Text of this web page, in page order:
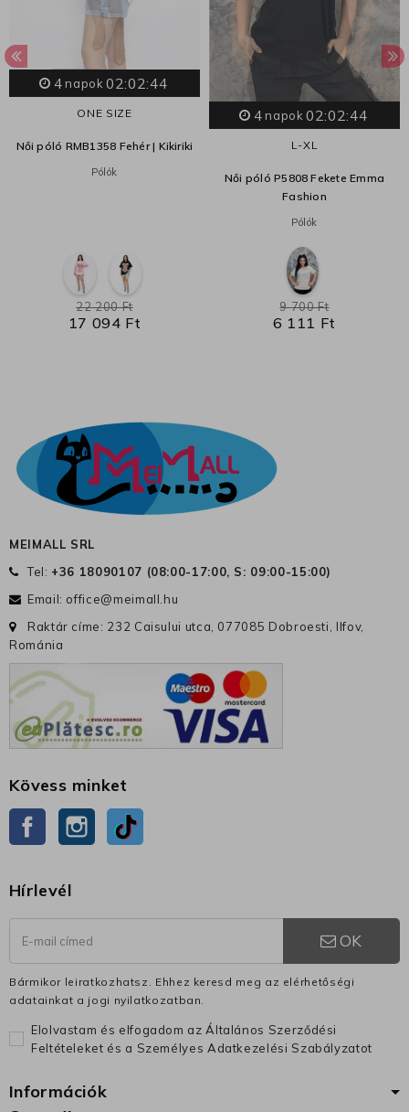
4 napok 02:02:44
ONE SIZE
Női póló RMB1358 Fehér | Kikiriki
Pólók
17 094 Ft
22 200 Ft
4 napok 02:02:44
L-XL
Női póló P5808 Fekete Emma
Fashion
Pólók
6 111 Ft
9 700 Ft
MEIMALL SRL
Tel: +36 18090107 (08:00-17:00, S: 09:00-15:00)
Email: office@meimall.hu
Raktár címe: 232 Caisului utca, 077085 Dobroesti, Ilfov,
Románia
Kövess minket
FacebookInstagram
Hírlevél
OK
Bármikor leiratkozhatsz. Ehhez keresd meg az elérhetőségi
adatainkat a jogi nyilatkozatban.
Elolvastam és elfogadom az Általános Szerződési
Feltételeket és a Személyes Adatkezelési Szabályzatot
Információk